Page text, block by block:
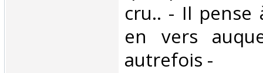
cru.. - Il
en vers
autrefois - ‎